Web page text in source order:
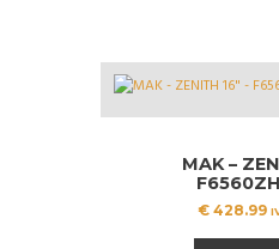
MAK –
€428.99